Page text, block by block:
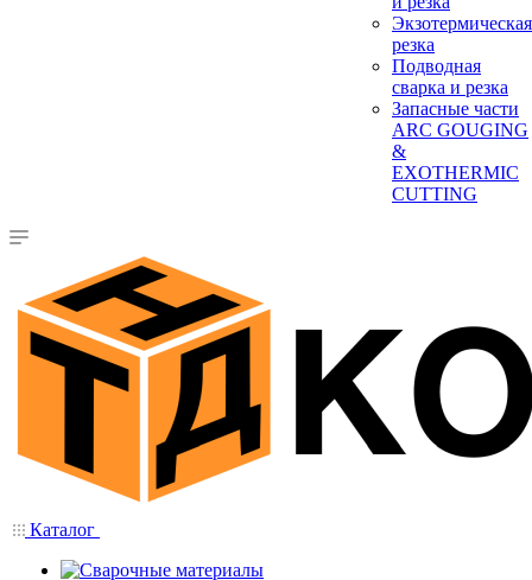
Экзотермическая
резка
Подводная
сварка и резка
Запасные части
ARC GOUGING
&
EXOTHERMIC
CUTTING
Каталог